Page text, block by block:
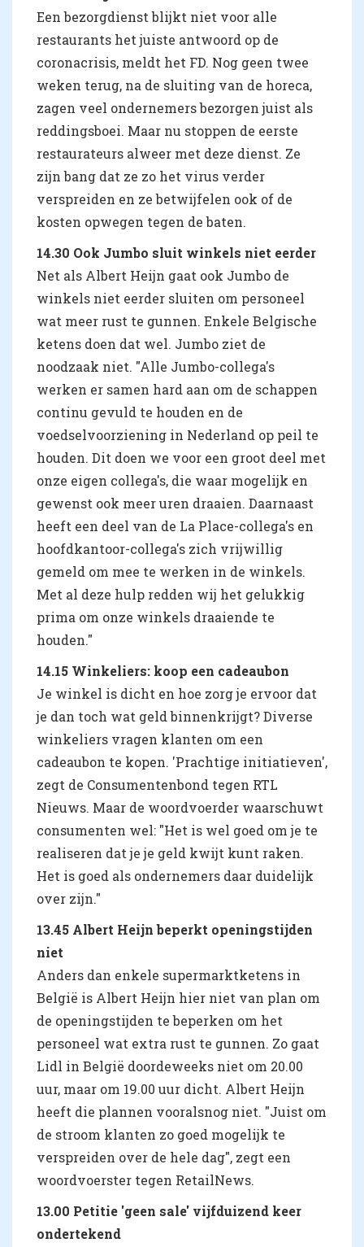
Een bezorgdienst blijkt niet voor alle
restaurants het juiste antwoord op de
coronacrisis, meldt het FD. Nog geen twee
weken terug, na de sluiting van de horeca,
zagen veel ondernemers bezorgen juist als
reddingsboei. Maar nu stoppen de eerste
restaurateurs alweer met deze dienst. Ze
zijn bang dat ze zo het virus verder
verspreiden en ze betwijfelen ook of de
kosten opwegen tegen de baten.
14.30 Ook Jumbo sluit winkels niet eerder
Net als Albert Heijn gaat ook Jumbo de
winkels niet eerder sluiten om personeel
wat meer rust te gunnen. Enkele Belgische
ketens doen dat wel. Jumbo ziet de
noodzaak niet. "Alle Jumbo-collega's
werken er samen hard aan om de schappen
continu gevuld te houden en de
voedselvoorziening in Nederland op peil te
houden. Dit doen we voor een groot deel met
onze eigen collega's, die waar mogelijk en
gewenst ook meer uren draaien. Daarnaast
heeft een deel van de La Place-collega's en
hoofdkantoor-collega's zich vrijwillig
gemeld om mee te werken in de winkels.
Met al deze hulp redden wij het gelukkig
prima om onze winkels draaiende te
houden."
14.15 Winkeliers: koop een cadeaubon
Je winkel is dicht en hoe zorg je ervoor dat
je dan toch wat geld binnenkrijgt? Diverse
winkeliers vragen klanten om een
cadeaubon te kopen. 'Prachtige initiatieven',
zegt de Consumentenbond tegen RTL
Nieuws. Maar de woordvoerder waarschuwt
consumenten wel: "Het is wel goed om je te
realiseren dat je je geld kwijt kunt raken.
Het is goed als ondernemers daar duidelijk
over zijn."
13.45 Albert Heijn beperkt openingstijden
niet
Anders dan enkele supermarktketens in
België is Albert Heijn hier niet van plan om
de openingstijden te beperken om het
personeel wat extra rust te gunnen. Zo gaat
Lidl in België doordeweeks niet om 20.00
uur, maar om 19.00 uur dicht. Albert Heijn
heeft die plannen vooralsnog niet. "Juist om
de stroom klanten zo goed mogelijk te
verspreiden over de hele dag", zegt een
woordvoerster tegen RetailNews.
13.00 Petitie 'geen sale' vijfduizend keer
ondertekend